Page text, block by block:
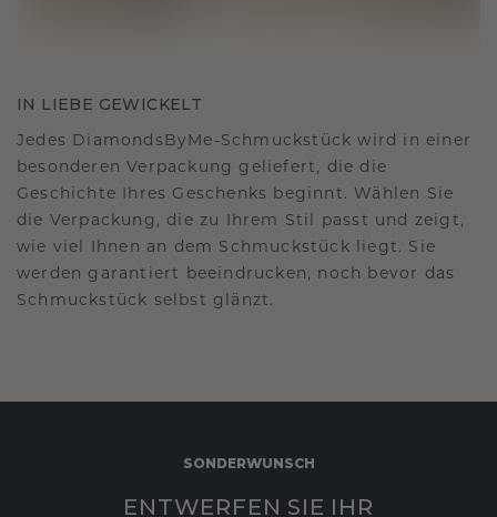
IN LIEBE GEWICKELT
Jedes DiamondsByMe-Schmuckstück wird in einer
besonderen Verpackung geliefert, die die
Geschichte Ihres Geschenks beginnt. Wählen Sie
die Verpackung, die zu Ihrem Stil passt und zeigt,
wie viel Ihnen an dem Schmuckstück liegt. Sie
werden garantiert beeindrucken, noch bevor das
Schmuckstück selbst glänzt.
SONDERWUNSCH
ENTWERFEN SIE IHR